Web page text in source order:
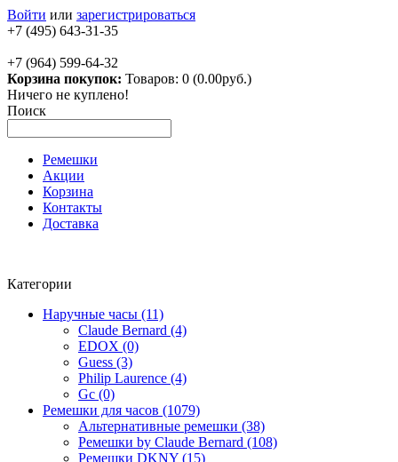
Войти или зарегистрироваться
+7 (495) 643-31-35
+7 (964) 599-64-32
Корзина покупок: Товаров: 0 (0.00руб.)
Ничего не куплено!
Поиск
Ремешки
Акции
Корзина
Контакты
Доставка
Категории
Наручные часы (11)
Claude Bernard (4)
EDOX (0)
Guess (3)
Philip Laurence (4)
Gc (0)
Ремешки для часов (1079)
Альтернативные ремешки (38)
Ремешки by Claude Bernard (108)
Ремешки DKNY (15)